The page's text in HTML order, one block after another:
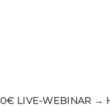
0€ LIVE-WEBINAR →